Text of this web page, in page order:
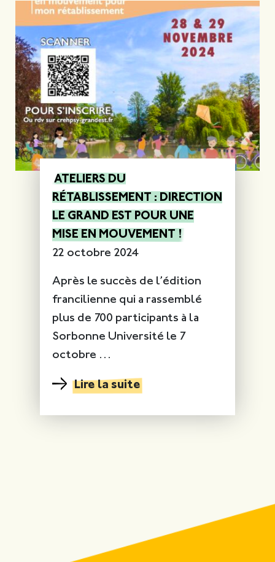
ATELIERS DU
RÉTABLISSEMENT : DIRECTION
LE GRAND EST POUR UNE
MISE EN MOUVEMENT !
22 octobre 2024
Après le succès de l’édition
francilienne qui a rassemblé
plus de 700 participants à la
Sorbonne Université le 7
octobre …
Lire la suite